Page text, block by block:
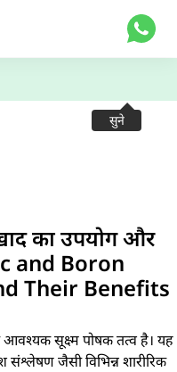
सुने
का उपयोग और
and Boron
Their Benefits
सूक्ष्म पोषक तत्व है। यह
संश्लेषण जैसी विभिन्न शारीरिक